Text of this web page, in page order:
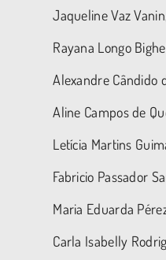
Jaqueline Vaz
Rayana Longo
Alexandre Cândido
Aline Campos de
Letícia Martins
Fabricio Passador
Maria Eduarda
Carla Isabelly